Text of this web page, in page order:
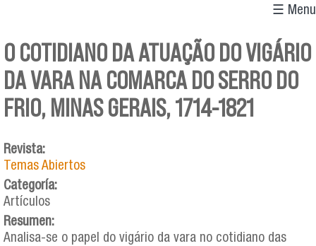
☰ Menu
Se encuentra usted aquí
O COTIDIANO DA ATUAÇÃO DO VIGÁRIO
DA VARA NA COMARCA DO SERRO DO
FRIO, MINAS GERAIS, 1714-1821
Revista:
Temas Abiertos
Categoría:
Artículos
Resumen:
Analisa-se o papel do vigário da vara no cotidiano das